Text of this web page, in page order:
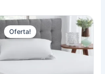
Oferta!